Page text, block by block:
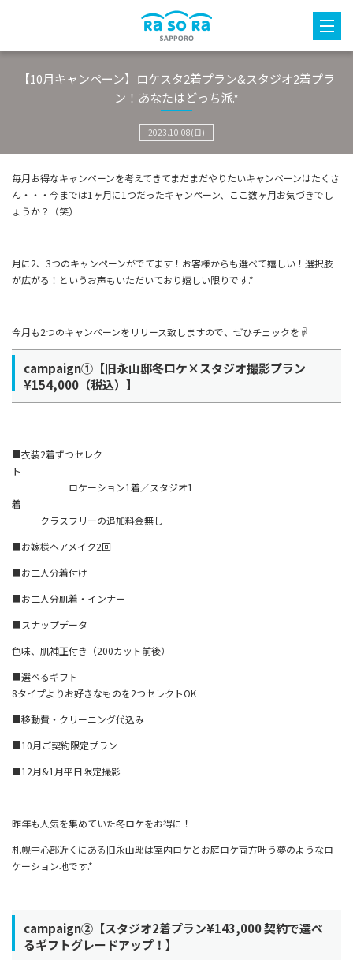
【10月キャンペーン】ロケスタ2着プラン&スタジオ2着プラ
ン！あなたはどっち派.*
2023.10.08(日)
毎月お得なキャンペーンを考えてきてまだまだやりたいキャンペーンはたくさ
ん・・・今までは1ヶ月に1つだったキャンペーン、ここ数ヶ月お気づきでし
ょうか？（笑）
月に2、3つのキャンペーンがでてます！お客様からも選べて嬉しい！選択肢
が広がる！というお声もいただいており嬉しい限りです.*
今月も2つのキャンペーンをリリース致しますので、ぜひチェックを☟
campaign①【旧永山邸冬ロケ×スタジオ撮影プラン
¥154,000（税込）】
■衣装2着ずつセレク
ト
ロケーション1着／スタジオ1
着
クラスフリーの追加料金無し
■お嫁様ヘアメイク2回
■お二人分着付け
■お二人分肌着・インナー
■スナップデータ
色味、肌補正付き（200カット前後）
■選べるギフト
8タイプよりお好きなものを2つセレクトOK
■移動費・クリーニング代込み
■10月ご契約限定プラン
■12月&1月平日限定撮影
昨年も人気を集めていた冬ロケをお得に！
札幌中心部近くにある旧永山邸は室内ロケとお庭ロケ両方叶う夢のようなロ
ケーション地です.*
campaign②【スタジオ2着プラン¥143,000 契約で選べ
るギフトグレードアップ！】